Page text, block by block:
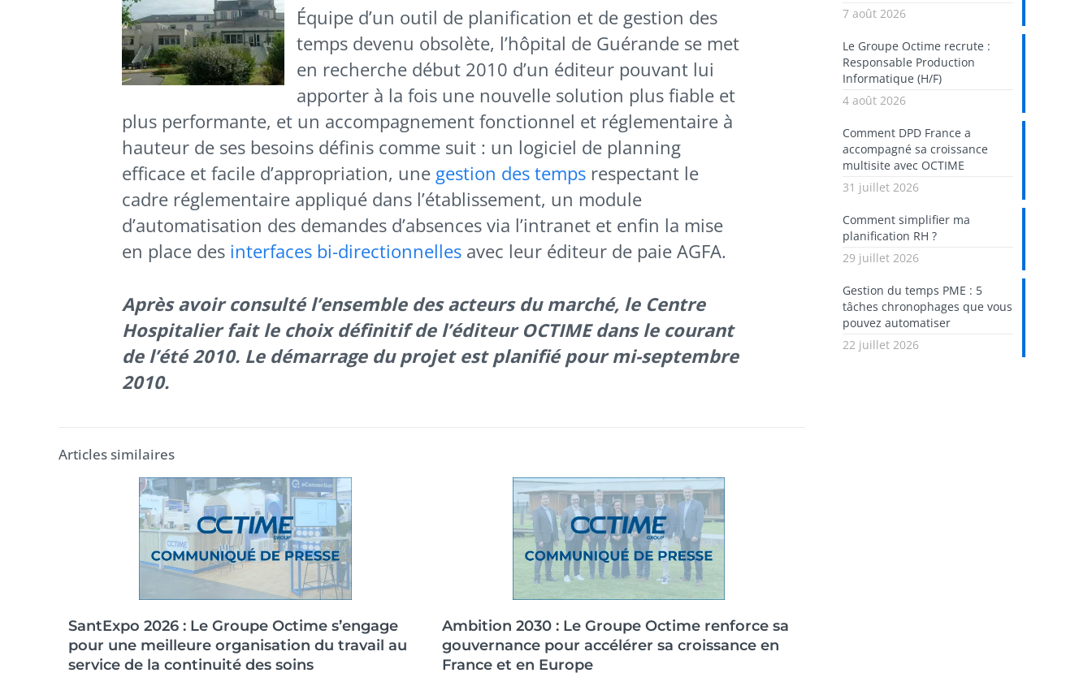
Équipe d’un outil de planification et de gestion des
temps devenu obsolète, l’hôpital de Guérande se met
en recherche début 2010 d’un éditeur pouvant lui
apporter à la fois une nouvelle solution plus fiable et
plus performante, et un accompagnement fonctionnel et réglementaire à
hauteur de ses besoins définis comme suit : un logiciel de planning
efficace et facile d’appropriation, une gestion des tempsrespectant le
cadre réglementaire appliqué dans l’établissement, un module
d’automatisation des demandes d’absences via l’intranet et enfin la mise
en place des interfaces bi-directionnellesavec leur éditeur de paie AGFA.
Après avoir consulté l’ensemble des acteurs du marché, le Centre
Hospitalier fait le choix définitif de l’éditeur OCTIME dans le courant
de l’été 2010. Le démarrage du projet est planifié pour mi-septembre
2010.
Articles similaires
SantExpo 2026 : Le Groupe Octime s’engage
pour une meilleure organisation du travail au
service de la continuité des soins
Ambition 2030 : Le Groupe Octime renforce sa
gouvernance pour accélérer sa croissance en
France et en Europe
7 août 2026
Le Groupe Octime recrute :
Responsable Production
Informatique (H/F)
4 août 2026
Comment DPD France a
accompagné sa croissance
multisite avec OCTIME
31 juillet 2026
Comment simplifier ma
planification RH ?
29 juillet 2026
Gestion du temps PME : 5
tâches chronophages que vous
pouvez automatiser
22 juillet 2026